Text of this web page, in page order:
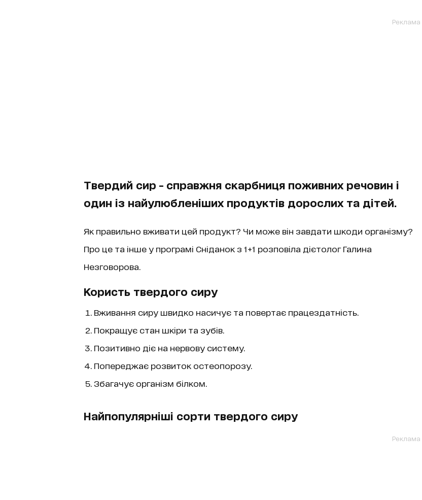
Реклама
Твердий сир - справжня скарбниця поживних речовин і
один із найулюбленіших продуктів дорослих та дітей.
Як правильно вживати цей продукт? Чи може він завдати шкоди організму?
Про це та інше у програмі Сніданок з 1+1 розповіла дієтолог Галина
Незговорова.
Користь твердого сиру
Вживання сиру швидко насичує та повертає працездатність.
Покращує стан шкіри та зубів.
Позитивно діє на нервову систему.
Попереджає розвиток остеопорозу.
Збагачує організм білком.
Найпопулярніші сорти твердого сиру
Реклама